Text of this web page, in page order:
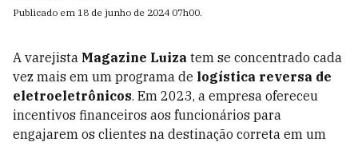
Publicado em 18 de junho de 2024 07h00.
A varejista Magazine Luiza tem se concentrado cada
vez mais em um programa de logística reversa de
eletroeletrônicos. Em 2023, a empresa ofereceu
incentivos financeiros aos funcionários para
engajarem os clientes na destinação correta em um